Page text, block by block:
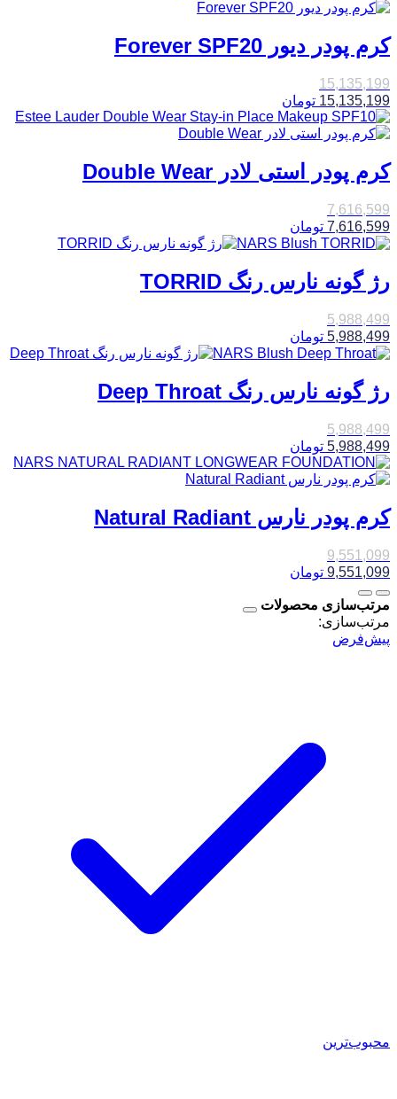
کرم پودر دیور Forever SPF20
15,135,199
15,135,199 تومان
کرم پودر استی لادر Double Wear
7,616,599
7,616,599 تومان
رژ گونه نارس رنگ TORRID
5,988,499
5,988,499 تومان
رژ گونه نارس رنگ Deep Throat
5,988,499
5,988,499 تومان
کرم پودر نارس Natural Radiant
9,551,099
9,551,099 تومان
مرتب‌سازی محصولات
مرتب‌سازی:
پیش‌فرض
محبوب‌ترین